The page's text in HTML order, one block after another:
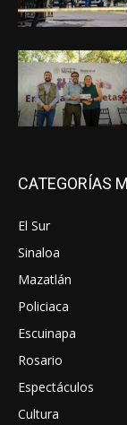
CATEGORÍAS
El Sur
Sinaloa
Mazatlán
Policiaca
Escuinapa
Rosario
Espectáculos
Cultura